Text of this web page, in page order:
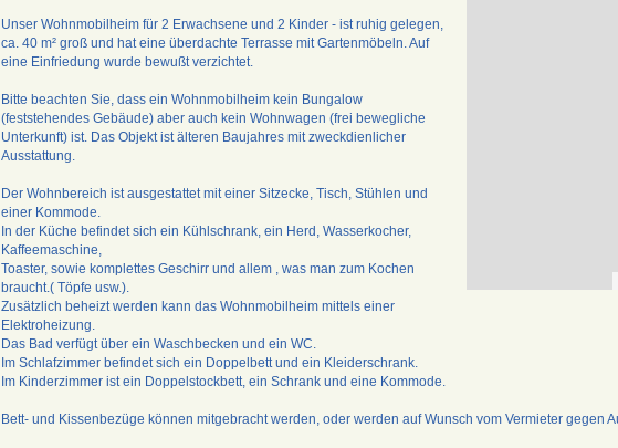
Unser Wohnmobilheim für 2 Erwachsene und 2 Kinder - ist ruhig gelegen,
ca. 40 m² groß und hat eine überdachte Terrasse mit Gartenmöbeln. Auf
eine Einfriedung wurde bewußt verzichtet.
Bitte beachten Sie, dass ein Wohnmobilheim kein Bungalow
(feststehendes Gebäude) aber auch kein Wohnwagen (frei bewegliche
Unterkunft) ist. Das Objekt ist älteren Baujahres mit zweckdienlicher
Ausstattung.
Der Wohnbereich ist ausgestattet mit einer Sitzecke, Tisch, Stühlen und
einer Kommode.
In der Küche befindet sich ein Kühlschrank, ein Herd, Wasserkocher,
Kaffeemaschine,
Toaster, sowie komplettes Geschirr und allem , was man zum Kochen
braucht.( Töpfe usw.).
Zusätzlich beheizt werden kann das Wohnmobilheim mittels einer
Elektroheizung.
Das Bad verfügt über ein Waschbecken und ein WC.
Im Schlafzimmer befindet sich ein Doppelbett und ein Kleiderschrank.
Im Kinderzimmer ist ein Doppelstockbett, ein Schrank und eine Kommode.
Bett- und Kissenbezüge können mitgebracht werden, oder werden auf Wunsch vom Vermieter gegen